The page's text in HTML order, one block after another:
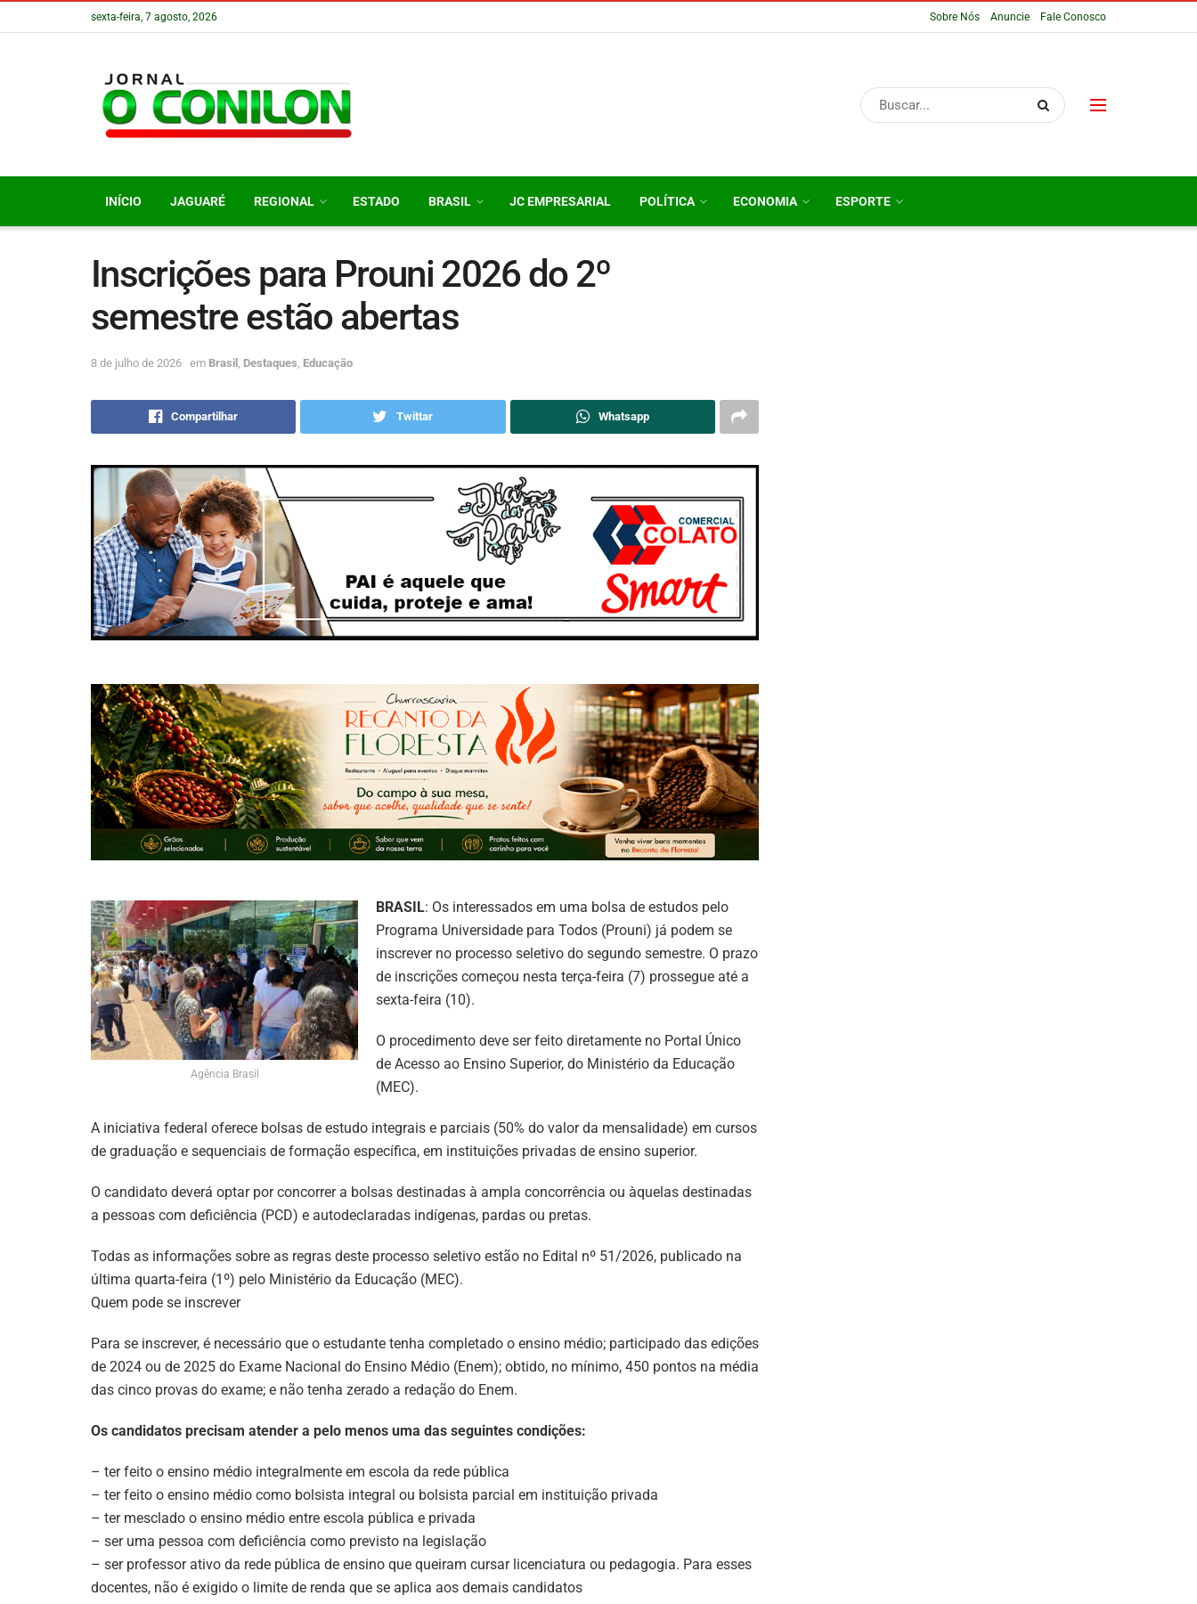
sexta-feira, 7 agosto, 2026 Sobre Nós Anuncie Fale Conosco
INÍCIO JAGUARÉ REGIONAL ESTADO BRASIL JC EMPRESARIAL POLÍTICA ECONOMIA ESPORTE
Inscrições para Prouni 2026 do 2º
semestre estão abertas
8 de julho de 2026 em Brasil Destaques Educação
Compartilhar Twittar Whatsapp
Agência Brasil
BRASIL: Os interessados em uma bolsa de estudos pelo
Programa Universidade para Todos (Prouni) já podem se
inscrever no processo seletivo do segundo semestre. O prazo
de inscrições começou nesta terça-feira (7) prossegue até a
sexta-feira (10).
O procedimento deve ser feito diretamente no Portal Único
de Acesso ao Ensino Superior, do Ministério da Educação
(MEC).
A iniciativa federal oferece bolsas de estudo integrais e parciais (50% do valor da mensalidade) em cursos
de graduação e sequenciais de formação específica, em instituições privadas de ensino superior.
O candidato deverá optar por concorrer a bolsas destinadas à ampla concorrência ou àquelas destinadas
a pessoas com deficiência (PCD) e autodeclaradas indígenas, pardas ou pretas.
Todas as informações sobre as regras deste processo seletivo estão no Edital nº 51/2026, publicado na
última quarta-feira (1º) pelo Ministério da Educação (MEC).
Quem pode se inscrever
Para se inscrever, é necessário que o estudante tenha completado o ensino médio; participado das edições
de 2024 ou de 2025 do Exame Nacional do Ensino Médio (Enem); obtido, no mínimo, 450 pontos na média
das cinco provas do exame; e não tenha zerado a redação do Enem.
Os candidatos precisam atender a pelo menos uma das seguintes condições:
– ter feito o ensino médio integralmente em escola da rede pública
– ter feito o ensino médio como bolsista integral ou bolsista parcial em instituição privada
– ter mesclado o ensino médio entre escola pública e privada
– ser uma pessoa com deficiência como previsto na legislação
– ser professor ativo da rede pública de ensino que queiram cursar licenciatura ou pedagogia. Para esses
docentes, não é exigido o limite de renda que se aplica aos demais candidatos